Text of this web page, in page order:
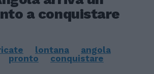
a conquistare
lontana
angola
pronto
conquistare